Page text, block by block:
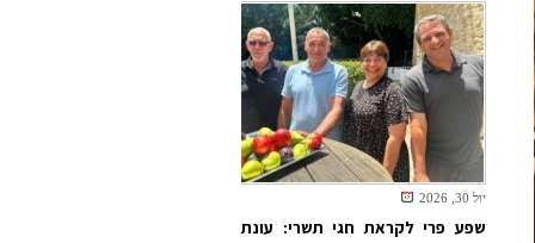
יול 30, 2026
שפע פרי לקראת חגי תשרי: עונת